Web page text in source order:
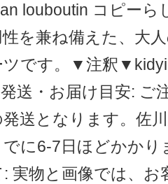
louboutin コピーら
性を兼ね備えた、大
ツです。▼注釈
送・お届け目安: ご
発送となります。佐
でに6-7日ほどかかり
実物と画像では、お